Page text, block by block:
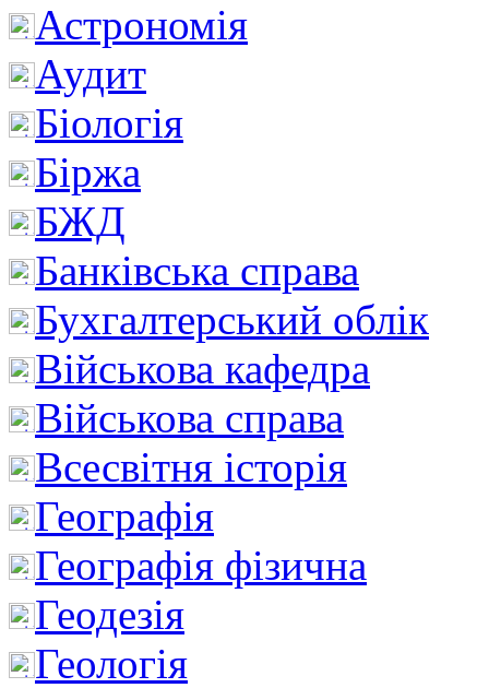
Астрономія
Аудит
Біологія
Біржа
БЖД
Банківська справа
Бухгалтерський облік
Військова кафедра
Військова справа
Всесвітня історія
Географія
Географія фізична
Геодезія
Геологія